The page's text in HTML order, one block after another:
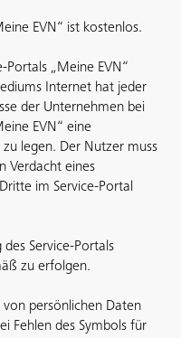
EVN“ ist kostenlos.
Portals „Meine EVN“
Internet hat jeder
der Unternehmen bei
EVN“ eine
legen. Der Nutzer muss
Verdacht eines
im Service-Portal
Service-Portals
zu erfolgen.
persönlichen Daten
Fehlen des Symbols für